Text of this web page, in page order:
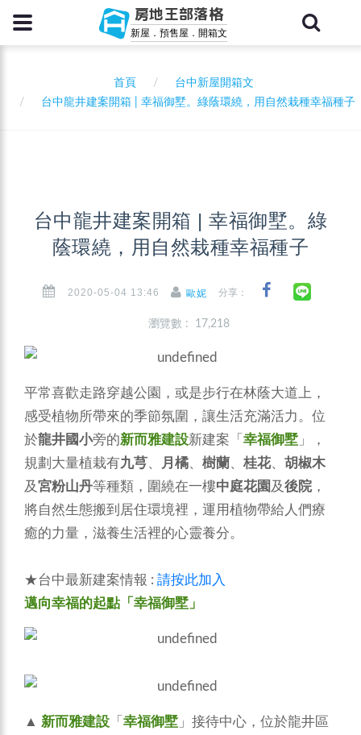
房地王部落格
新屋．預售屋．開箱文
首頁
台中新屋開箱文
台中龍井建案開箱 | 幸福御墅。綠蔭環繞，用自然栽種幸福種子
台中龍井建案開箱 | 幸福御墅。綠
蔭環繞，用自然栽種幸福種子
2020-05-04 13:46 歐妮 分享：
瀏覽數 : 17,218
平常喜歡走路穿越公園，或是步行在林蔭大道上，
感受植物所帶來的季節氛圍，讓生活充滿活力。位
於龍井國小旁的新而雅建設新建案「 幸福御墅 」，
規劃大量植栽有九芎 、 月橘、 樹蘭 、 桂花、 胡椒木
及宮粉山丹等種類，圍繞在一樓中庭花園及後院，
將自然生態搬到居住環境裡，運用植物帶給人們療
癒的力量，滋養生活裡的心靈養分。
★台中最新建案情報 : 請按此加入
邁向幸福的起點「幸福御墅」
▲ 新而雅建設 「 幸福御墅 」接待中心，位於龍井區